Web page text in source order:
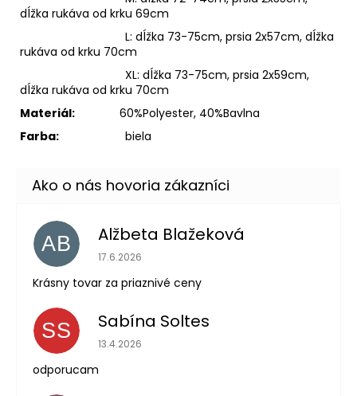
dĺžka rukáva od krku 69cm
L: dĺžka 73-75cm, prsia 2x57cm, dĺžka
rukáva od krku 70cm
XL: dĺžka 73-75cm, prsia 2x59cm,
dĺžka rukáva od krku 70cm
Materiál:
60%Polyester, 40%Bavlna
Farba:
biela
AB Alžbeta Blažeková
Hodnotenie obchodu je 5 z 5 hviezdičiek.
17.6.2026
Krásny tovar za priaznivé ceny
SS Sabína Soltes
Hodnotenie obchodu je 5 z 5 hviezdičiek.
13.4.2026
odporucam